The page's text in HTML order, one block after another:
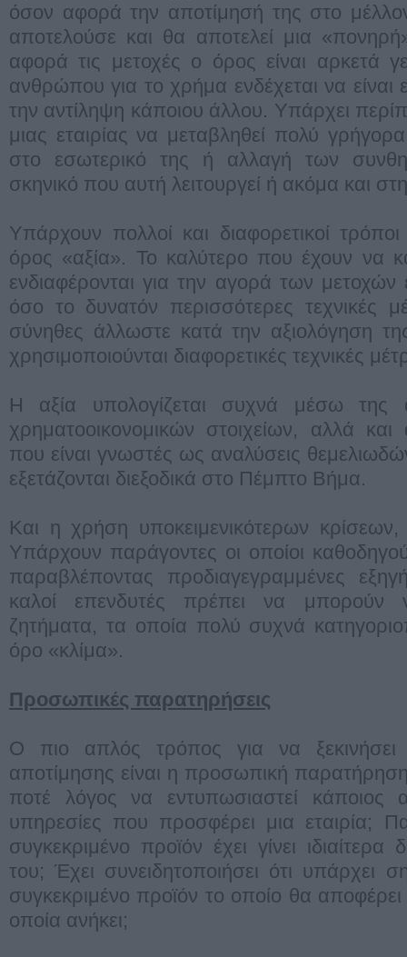
όσον αφορά την αποτίμησή της στο
αποτελούσε και θα αποτελεί μια
αφορά τις μετοχές ο όρος είναι αρκετά
ανθρώπου για το χρήμα ενδέχεται να είναι
την αντίληψη κάποιου άλλου. Υπάρχει
μιας εταιρίας να μεταβληθεί πολύ
στο εσωτερικό της ή αλλαγή των
σκηνικό που αυτή λειτουργεί ή ακόμα και
Υπάρχουν πολλοί και διαφορετικοί
όρος «αξία». Το καλύτερο που έχουν να
ενδιαφέρονται για την αγορά των μετοχών
όσο το δυνατόν περισσότερες τεχνικές
σύνηθες άλλωστε κατά την αξιολόγηση
χρησιμοποιούνται διαφορετικές τεχνικές
Η αξία υπολογίζεται συχνά μέσω της
χρηματοοικονομικών στοιχείων, αλλά και
που είναι γνωστές ως αναλύσεις
εξετάζονται διεξοδικά στο Πέμπτο Βήμα.
Και η χρήση υποκειμενικότερων κρίσεων,
Υπάρχουν παράγοντες οι οποίοι
παραβλέποντας προδιαγεγραμμένες
καλοί επενδυτές πρέπει να μπορούν
ζητήματα, τα οποία πολύ συχνά
όρο «κλίμα».
Προσωπικές παρατηρήσεις
Ο πιο απλός τρόπος για να ξεκινήσει
αποτίμησης είναι η προσωπική
ποτέ λόγος να εντυπωσιαστεί
υπηρεσίες που προσφέρει μια εταιρία;
συγκεκριμένο προϊόν έχει γίνει
του; Έχει συνειδητοποιήσει ότι υπάρχει
συγκεκριμένο προϊόν το οποίο θα
οποία ανήκει;